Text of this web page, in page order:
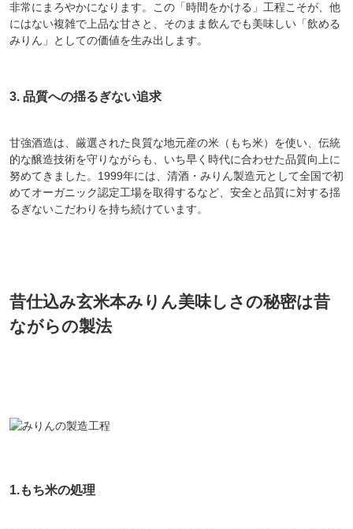
非常にまろやかになります。この「時間をかける」工程こそが、他
にはない複雑で上品な甘さと、そのまま飲んでも美味しい「飲める
みりん」としての価値を生み出します。
3. 品質への揺るぎない追求
甘強酒造は、厳選された良質な地元産の米（もち米）を使い、伝統
的な醸造技術を守りながらも、いち早く時代に合わせた品質向上に
努めてきました。1999年には、清酒・みりん製造元として全国で初
めてオーガニック認定工場を取得するなど、安全と品質に対する揺
るぎないこだわりを持ち続けています。
昔仕込み玄米本みりん美味しさの秘密は昔
ながらの製法
1.もち米の処理